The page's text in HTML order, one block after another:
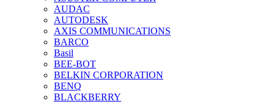
AUDAC
AUTODESK
AXIS COMMUNICATIONS
BARCO
Basil
BEE-BOT
BELKIN CORPORATION
BENQ
BLACKBERRY